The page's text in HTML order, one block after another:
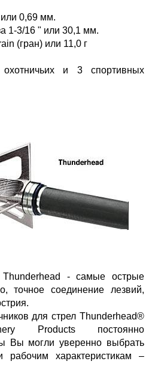
0,69 мм.
1-3/16 " или 30,1 мм.
(гран) или 11,0 г
и 3 спортивных
Thunderhead - самые острые
точное соединение лезвий,
для стрел Thunderhead®
Products постоянно
Вы могли уверенно выбрать
характеристикам –